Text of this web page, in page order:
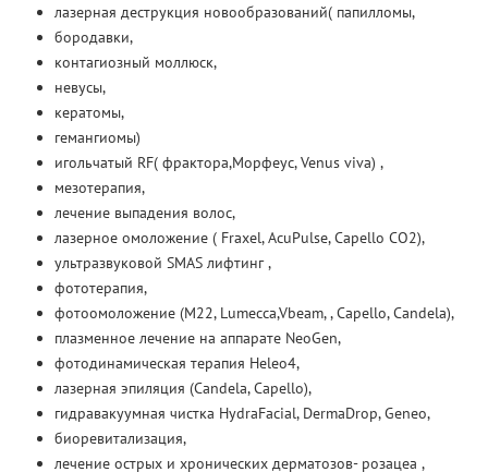
лазерная деструкция новообразований( папилломы,
бородавки,
контагиозный моллюск,
невусы,
кератомы,
гемангиомы)
игольчатый RF( фрактора,Морфеус, Venus viva) ,
мезотерапия,
лечение выпадения волос,
лазерное омоложение ( Fraxel, AcuPulse, Capello CO2),
ультразвуковой SMAS лифтинг ,
фототерапия,
фотоомоложение (М22, Lumecca,Vbeam, , Capello, Candela),
плазменное лечение на аппарате NeoGen,
фотодинамическая терапия Heleo4,
лазерная эпиляция (Candela, Capello),
гидравакуумная чистка HydraFacial, DermaDrop, Geneo,
биоревитализация,
лечение острых и хронических дерматозов- розацеа ,